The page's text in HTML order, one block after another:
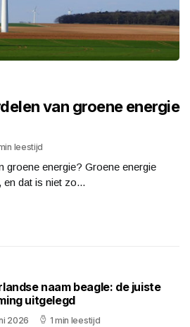
van groene energie
leestijd
groene energie? Groene energie
en dat is niet zo...
naam beagle: de juiste
uitgelegd
2026 1 min leestijd